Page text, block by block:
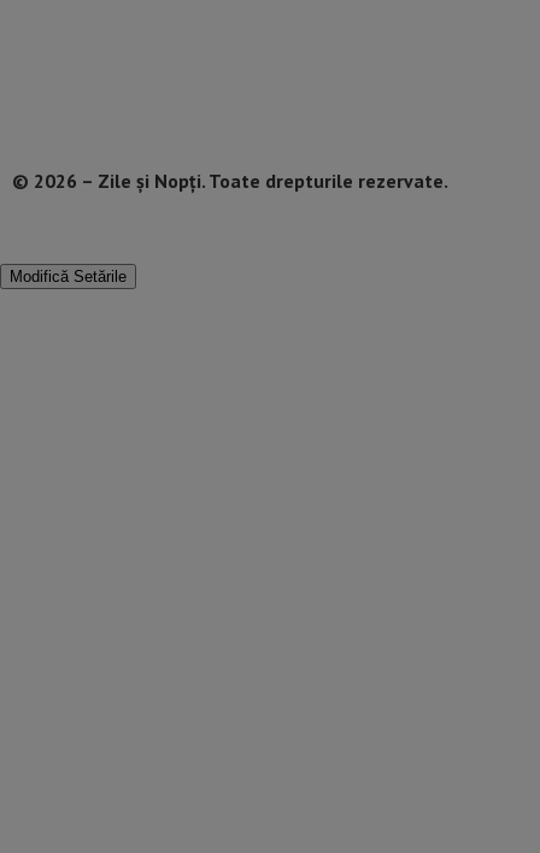
© 2026 – Zile și Nopți. Toate drepturile rezervate.
Modifică Setările